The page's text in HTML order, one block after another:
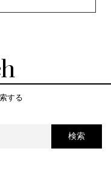
する
検索